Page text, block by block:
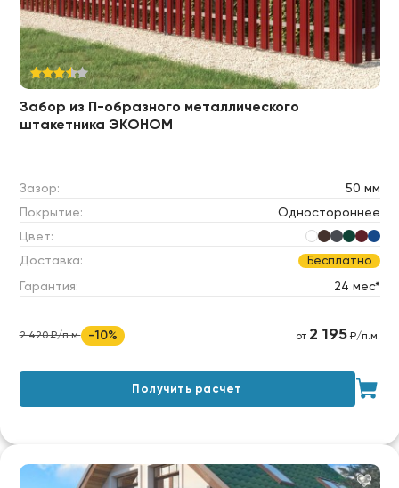
Забор из П-образного металлического
штакетника ЭКОНОМ
Зазор:
50 мм
Покрытие:
Одностороннее
Цвет:
Доставка:
Бесплатно
Гарантия: 24 мес*
2 420 ₽/п.м. -10% от 2 195₽/п.м.
Получить расчет